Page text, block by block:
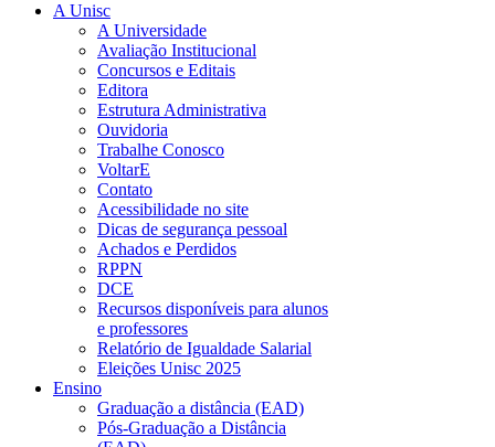
A Unisc
A Universidade
Avaliação Institucional
Concursos e Editais
Editora
Estrutura Administrativa
Ouvidoria
Trabalhe Conosco
VoltarE
Contato
Acessibilidade no site
Dicas de segurança pessoal
Achados e Perdidos
RPPN
DCE
Recursos disponíveis para alunos
e professores
Relatório de Igualdade Salarial
Eleições Unisc 2025
Ensino
Graduação a distância (EAD)
Pós-Graduação a Distância